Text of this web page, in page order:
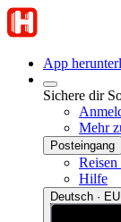
App
Sichere dir
Mehr
Posteingang
Reisen
Hilfe
Deutsch ·